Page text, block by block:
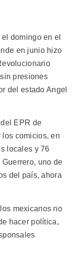
domingo en el
en junio hizo
presiones
del estado Angel
EPR de
comicios, en
locales y 76
uno de
del país, ahora
mexicanos no
hacer política,